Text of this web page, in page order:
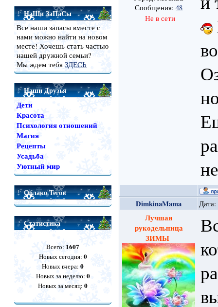
НаШи ЗаПаСы
Все наши запасы вместе с
нами можно найти на новом
месте! Хочешь стать частью
нашей дружной семьи?
Мы ждем тебяЗДЕСЬ
Наши Друзья
Дети
Красота
Психология отношений
Магия
Рецепты
Усадьба
Уютный мир
Облако Тегов
Статистика
Всего: 1607
Новых сегодня: 0
Новых вчера:0
Новых за неделю: 0
Новых за месяц:0
Сообщения:48
Не в сети
DimkinaMama
Лучшая
рукодельница
ЗИМЫ